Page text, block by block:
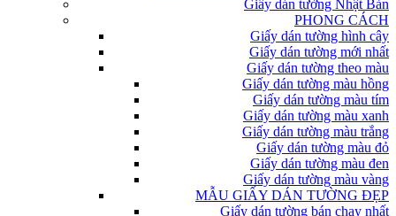
Giấy dán tường Nhật Bản
PHONG CÁCH
Giấy dán tường hình cây
Giấy dán tường mới nhất
Giấy dán tường theo màu
Giấy dán tường màu hồng
Giấy dán tường màu tím
Giấy dán tường màu xanh
Giấy dán tường màu trắng
Giấy dán tường màu đỏ
Giấy dán tường màu đen
Giấy dán tường màu vàng
MẪU GIẤY DÁN TƯỜNG ĐẸP
Giấy dán tường bán chạy nhất